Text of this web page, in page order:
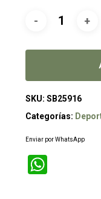
SKU: SB25916
Categorías:
Enviar por WhatsApp